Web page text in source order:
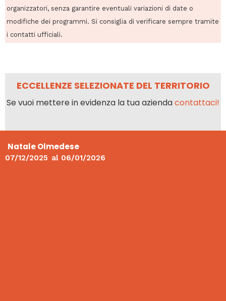
organizzatori, senza garantire eventuali variazioni di date o
modifiche dei programmi. Si consiglia di verificare sempre tramite
i contatti ufficiali.
ECCELLENZE SELEZIONATE DEL TERRITORIO
Se vuoi mettere in evidenza la tua aziendacontattaci!
Natale Olmedese
07/12/2025 al 06/01/2026